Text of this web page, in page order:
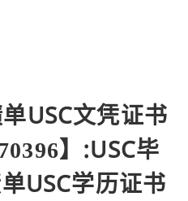
USC文凭证书
】:USC毕
USC学历证书